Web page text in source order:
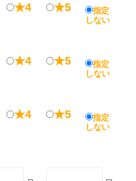
★4 ★5
指定
しない
★4 ★5
指定
しない
★4 ★5
指定
しない